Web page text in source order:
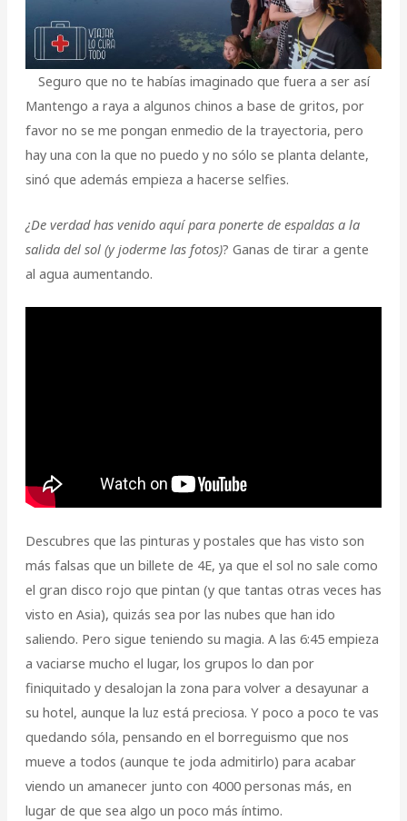
Seguro que no te habías imaginado que fuera a ser así
Mantengo a raya a algunos chinos a base de gritos, por
favor no se me pongan enmedio de la trayectoria, pero
hay una con la que no puedo y no sólo se planta delante,
sinó que además empieza a hacerse selfies.
¿De verdad has venido aquí para ponerte de espaldas a la
salida del sol (y joderme las fotos)? Ganas de tirar a gente
al agua aumentando.
Descubres que las pinturas y postales que has visto son
más falsas que un billete de 4E, ya que el sol no sale como
el gran disco rojo que pintan (y que tantas otras veces has
visto en Asia), quizás sea por las nubes que han ido
saliendo. Pero sigue teniendo su magia. A las 6:45 empieza
a vaciarse mucho el lugar, los grupos lo dan por
finiquitado y desalojan la zona para volver a desayunar a
su hotel, aunque la luz está preciosa. Y poco a poco te vas
quedando sóla, pensando en el borreguismo que nos
mueve a todos (aunque te joda admitirlo) para acabar
viendo un amanecer junto con 4000 personas más, en
lugar de que sea algo un poco más íntimo.